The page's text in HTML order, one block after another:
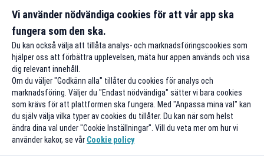
Från 100 kr/tim i Göteborg
Till rabatten
Gäller på
Vi använder nödvändiga cookies för att vår app ska
fungera som den ska.
Du kan också välja att tillåta analys- och marknadsföringscookies som
hjälper oss att förbättra upplevelsen, mäta hur appen används och visa
dig relevant innehåll.
Om du väljer "Godkänn alla" tillåter du cookies för analys och
marknadsföring. Väljer du "Endast nödvändiga" sätter vi bara cookies
som krävs för att plattformen ska fungera. Med "Anpassa mina val" kan
du själv välja vilka typer av cookies du tillåter. Du kan när som helst
ändra dina val under "Cookie Inställningar". Vill du veta mer om hur vi
använder kakor, se vår Cookie policy